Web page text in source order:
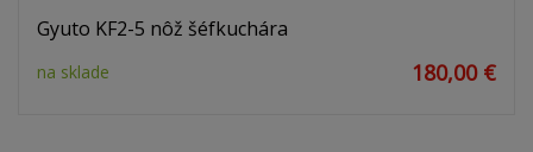
Gyuto KF2-5 nôž šéfkuchára
na sklade 180,00 €